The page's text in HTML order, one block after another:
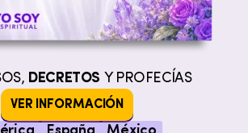
DECRETOS Y PROFECÍAS
VER INFORMACIÓN